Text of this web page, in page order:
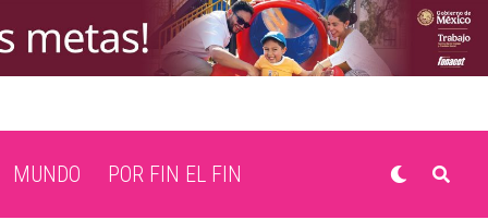
MUNDO POR FIN EL FIN